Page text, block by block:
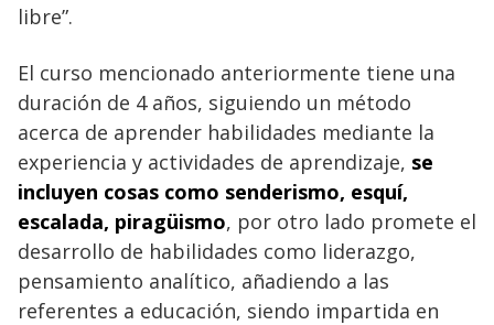
libre”.
El curso mencionado anteriormente tiene una
duración de 4 años, siguiendo un método
acerca de aprender habilidades mediante la
experiencia y actividades de aprendizaje, se
incluyen cosas como senderismo, esquí,
escalada, piragüismo, por otro lado promete el
desarrollo de habilidades como liderazgo,
pensamiento analítico, añadiendo a las
referentes a educación, siendo impartida en